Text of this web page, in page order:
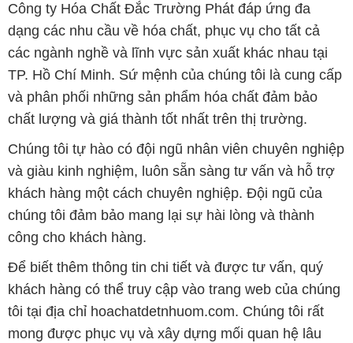
Công ty Hóa Chất Đắc Trường Phát đáp ứng đa
dạng các nhu cầu về hóa chất, phục vụ cho tất cả
các ngành nghề và lĩnh vực sản xuất khác nhau tại
TP. Hồ Chí Minh. Sứ mệnh của chúng tôi là cung cấp
và phân phối những sản phẩm hóa chất đảm bảo
chất lượng và giá thành tốt nhất trên thị trường.
Chúng tôi tự hào có đội ngũ nhân viên chuyên nghiệp
và giàu kinh nghiệm, luôn sẵn sàng tư vấn và hỗ trợ
khách hàng một cách chuyên nghiệp. Đội ngũ của
chúng tôi đảm bảo mang lại sự hài lòng và thành
công cho khách hàng.
Để biết thêm thông tin chi tiết và được tư vấn, quý
khách hàng có thể truy cập vào trang web của chúng
tôi tại địa chỉ hoachatdetnhuom.com. Chúng tôi rất
mong được phục vụ và xây dựng mối quan hệ lâu